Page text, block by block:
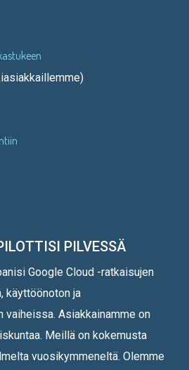
PILVESSÄ
Google Cloud -ratkaisujen
käyttöönoton ja
vaiheissa. Asiakkainamme on
Meillä on kokemusta
vuosikymmeneltä. Olemme